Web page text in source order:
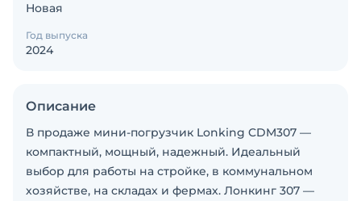
Новая
Год выпуска
2024
Описание
В продаже мини-погрузчик Lonking CDM307 —
компактный, мощный, надежный. Идеальный
выбор для работы на стройке, в коммунальном
хозяйстве, на складах и фермах. Лонкинг 307 —